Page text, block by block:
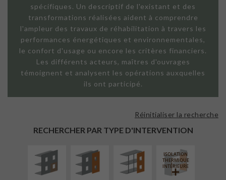
spécifiques. Un descriptif de l'existant et des
transformations réalisées aident à comprendre
l'ampleur des travaux de réhabilitation à travers les
performances énergétiques et environnementales,
le confort d'usage ou encore les critères financiers.
Les différents acteurs, maîtres d'ouvrages
témoignent et analysent les opérations auxquelles
ils ont participé.
RECHERCHER PAR TYPE D'INTERVENTION
Réinitialiser la recherche
EXTÉRIEURE
FAÇADE SUR
LINÉAIRE
ISOLATION
THERMIQUE
INTÉRIEURE
RÉAMÉNAGEMENT
INTÉRIEUR
RÉFECTION DES
TOITURES
SURÉLÉVATION
EXTENSION